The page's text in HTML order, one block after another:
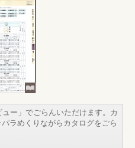
ー」でごらんいただけます。カ
ラめくりながらカタログをごら